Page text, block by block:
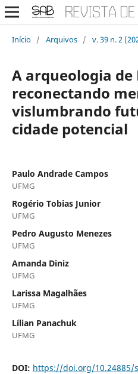
Início / Arquivos / v. 39 n. 2
A arqueologia de
reconectando
vislumbrando
cidade potencial
Paulo Andrade Campos
UFMG
Rogério Tobias Junior
UFMG
Pedro Augusto Menezes
UFMG
Amanda Diniz
UFMG
Larissa Magalhães
UFMG
Lílian Panachuk
UFMG
DOI: https://doi.org/10.24885/